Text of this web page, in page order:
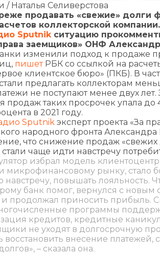
Наталья Селиверстова
продавать «свежие» долги
коллекторской
Sputnikситуацию
заемщиков» ОНФ
изменили подход к продаже
пишетРБК со ссылкой на
клиентское бюро» (ПКБ). В
предлагать коллекторам
не поступают менее двух лет.
продаж таких просрочек упала до
в 2021 году.
Sputnik эксперт проекта «За
народного фронта Александра
что снижение продаж «свежих
стали чаще идти навстречу
избрал модель
микрофинансовому рынку, стало
навстречу, повышать лояльность.
банк помог, вернулся с
и продолжал приносить прибыль.
программы
кредитов, кредитные
не уходят в долгосрочную
восстановить внесение платежей,
– сказала она.